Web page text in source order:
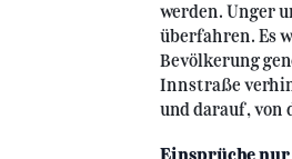
werden. Unger
überfahren. Es
Bevölkerung
Innstraße
und darauf, von
Einsprüche nur